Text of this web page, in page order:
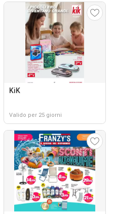
KiK
Valido per 25 giorni